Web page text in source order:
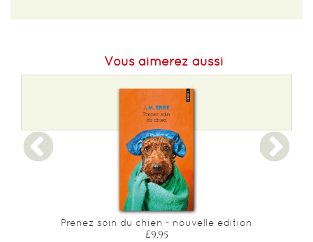
Vous aimerez aussi
Prenez soin du chien - nouvelle edition
£9.95